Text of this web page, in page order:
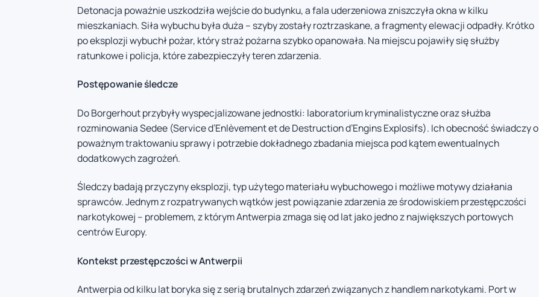
Detonacja poważnie uszkodziła wejście do budynku, a fala uderzeniowa zniszczyła okna w kilku
mieszkaniach. Siła wybuchu była duża – szyby zostały roztrzaskane, a fragmenty elewacji odpadły. Krótko
po eksplozji wybuchł pożar, który straż pożarna szybko opanowała. Na miejscu pojawiły się służby
ratunkowe i policja, które zabezpieczyły teren zdarzenia.
Postępowanie śledcze
Do Borgerhout przybyły wyspecjalizowane jednostki: laboratorium kryminalistyczne oraz służba
rozminowania Sedee (Service d’Enlèvement et de Destruction d’Engins Explosifs). Ich obecność świadczy o
poważnym traktowaniu sprawy i potrzebie dokładnego zbadania miejsca pod kątem ewentualnych
dodatkowych zagrożeń.
Śledczy badają przyczyny eksplozji, typ użytego materiału wybuchowego i możliwe motywy działania
sprawców. Jednym z rozpatrywanych wątków jest powiązanie zdarzenia ze środowiskiem przestępczości
narkotykowej – problemem, z którym Antwerpia zmaga się od lat jako jedno z największych portowych
centrów Europy.
Kontekst przestępczości w Antwerpii
Antwerpia od kilku lat boryka się z serią brutalnych zdarzeń związanych z handlem narkotykami. Port w